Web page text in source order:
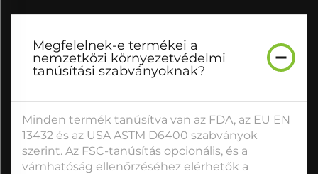
Megfelelnek-e termékei a
nemzetközi környezetvédelmi
tanúsítási szabványoknak?
Minden termék tanúsítva van az FDA, az EU EN
13432 és az USA ASTM D6400 szabványok
szerint. Az FSC-tanúsítás opcionális, és a
vámhatóság ellenőrzéséhez elérhetők a